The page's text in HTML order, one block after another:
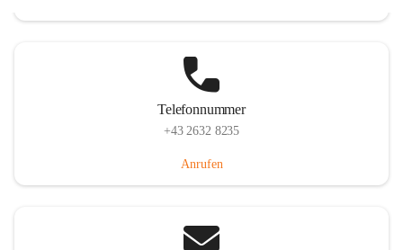
Telefonnummer
+43 2632 8235
Anrufen